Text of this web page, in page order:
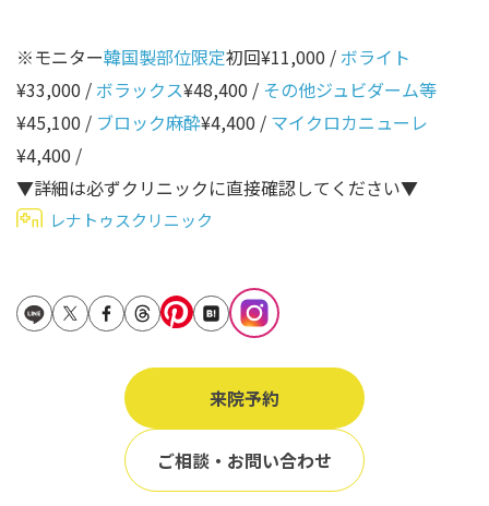
唇
口角
顎
首
立ち耳
Age
年代から探す
10代
20代
50代
70代
80代
90代
※モニター韓国製部位限定初回¥11,000 / ボライト
¥33,000 / ボラックス¥48,400 / その他ジュビダーム等
¥45,100 / ブロック麻酔¥4,400 / マイクロカニューレ
¥4,400 /
▼詳細は必ずクリニックに直接確認してください▼
レナトゥスクリニック
来院予約
ご相談・お問い合わせ